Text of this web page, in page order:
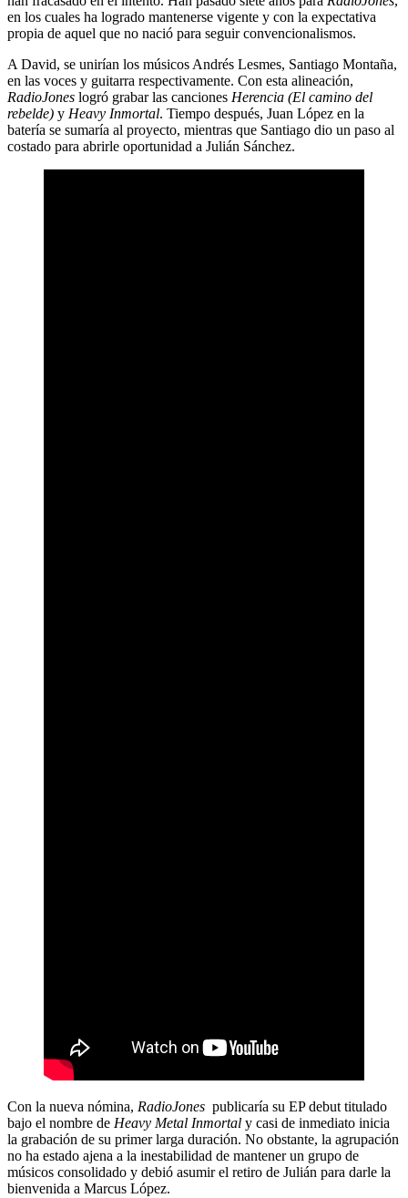
en los cuales ha logrado mantenerse vigente y con la expectativa
propia de aquel que no nació para seguir convencionalismos.
A David, se unirían los músicos Andrés Lesmes, Santiago Montaña,
en las voces y guitarra respectivamente. Con esta alineación,
RadioJones logró grabar las canciones Herencia (El camino del
rebelde) y Heavy Inmortal. Tiempo después, Juan López en la
batería se sumaría al proyecto, mientras que Santiago dio un paso al
costado para abrirle oportunidad a Julián Sánchez.
Con la nueva nómina, RadioJones publicaría su EP debut titulado
bajo el nombre de Heavy Metal Inmortal y casi de inmediato inicia
la grabación de su primer larga duración. No obstante, la agrupación
no ha estado ajena a la inestabilidad de mantener un grupo de
músicos consolidado y debió asumir el retiro de Julián para darle la
bienvenida a Marcus López.